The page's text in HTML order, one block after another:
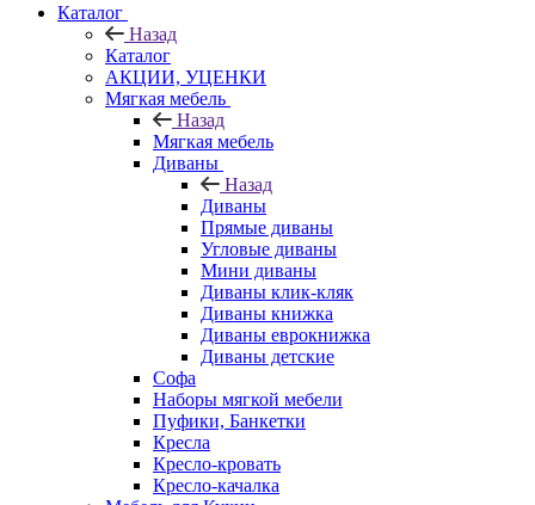
Каталог
Назад
Каталог
АКЦИИ, УЦЕНКИ
Мягкая мебель
Назад
Мягкая мебель
Диваны
Назад
Диваны
Прямые диваны
Угловые диваны
Мини диваны
Диваны клик-кляк
Диваны книжка
Диваны еврокнижка
Диваны детские
Софа
Наборы мягкой мебели
Пуфики, Банкетки
Кресла
Кресло-кровать
Кресло-качалка